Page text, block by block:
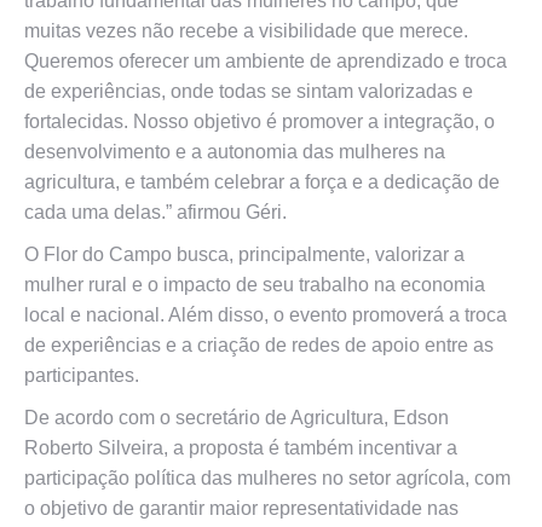
muitas vezes não recebe a visibilidade que merece.
Queremos oferecer um ambiente de aprendizado e troca
de experiências, onde todas se sintam valorizadas e
fortalecidas. Nosso objetivo é promover a integração, o
desenvolvimento e a autonomia das mulheres na
agricultura, e também celebrar a força e a dedicação de
cada uma delas.” afirmou Géri.
O Flor do Campo busca, principalmente, valorizar a
mulher rural e o impacto de seu trabalho na economia
local e nacional. Além disso, o evento promoverá a troca
de experiências e a criação de redes de apoio entre as
participantes.
De acordo com o secretário de Agricultura, Edson
Roberto Silveira, a proposta é também incentivar a
participação política das mulheres no setor agrícola, com
o objetivo de garantir maior representatividade nas